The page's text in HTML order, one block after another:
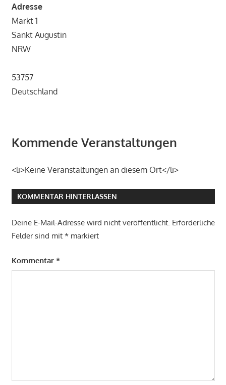
Adresse
Markt 1
Sankt Augustin
NRW
53757
Deutschland
Kommende Veranstaltungen
<li>Keine Veranstaltungen an diesem Ort</li>
KOMMENTAR HINTERLASSEN
Deine E-Mail-Adresse wird nicht veröffentlicht. Erforderliche
Felder sind mit *markiert
Kommentar *